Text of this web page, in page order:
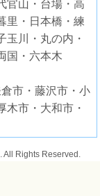
官山・台場・高
里・日本橋・練
玉川・丸の内・
国・六本木
市・藤沢市・小
木市・大和市・
All Rights Reserved.